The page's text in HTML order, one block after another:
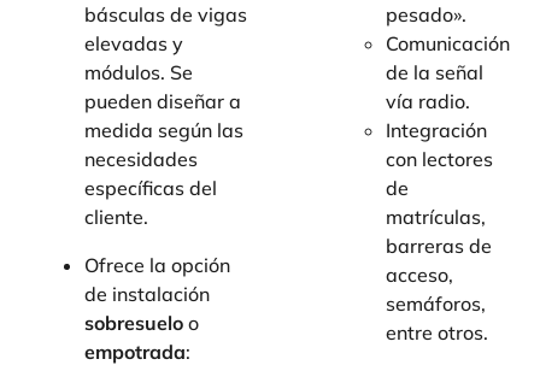
básculas de vigas
elevadas y
módulos. Se
pueden diseñar a
medida según las
necesidades
específicas del
cliente.
Ofrece la opción
de instalación
sobresueloo
empotrada:
pesado».
Comunicación
de la señal
vía radio.
Integración
con lectores
de
matrículas,
barreras de
acceso,
semáforos,
entre otros.